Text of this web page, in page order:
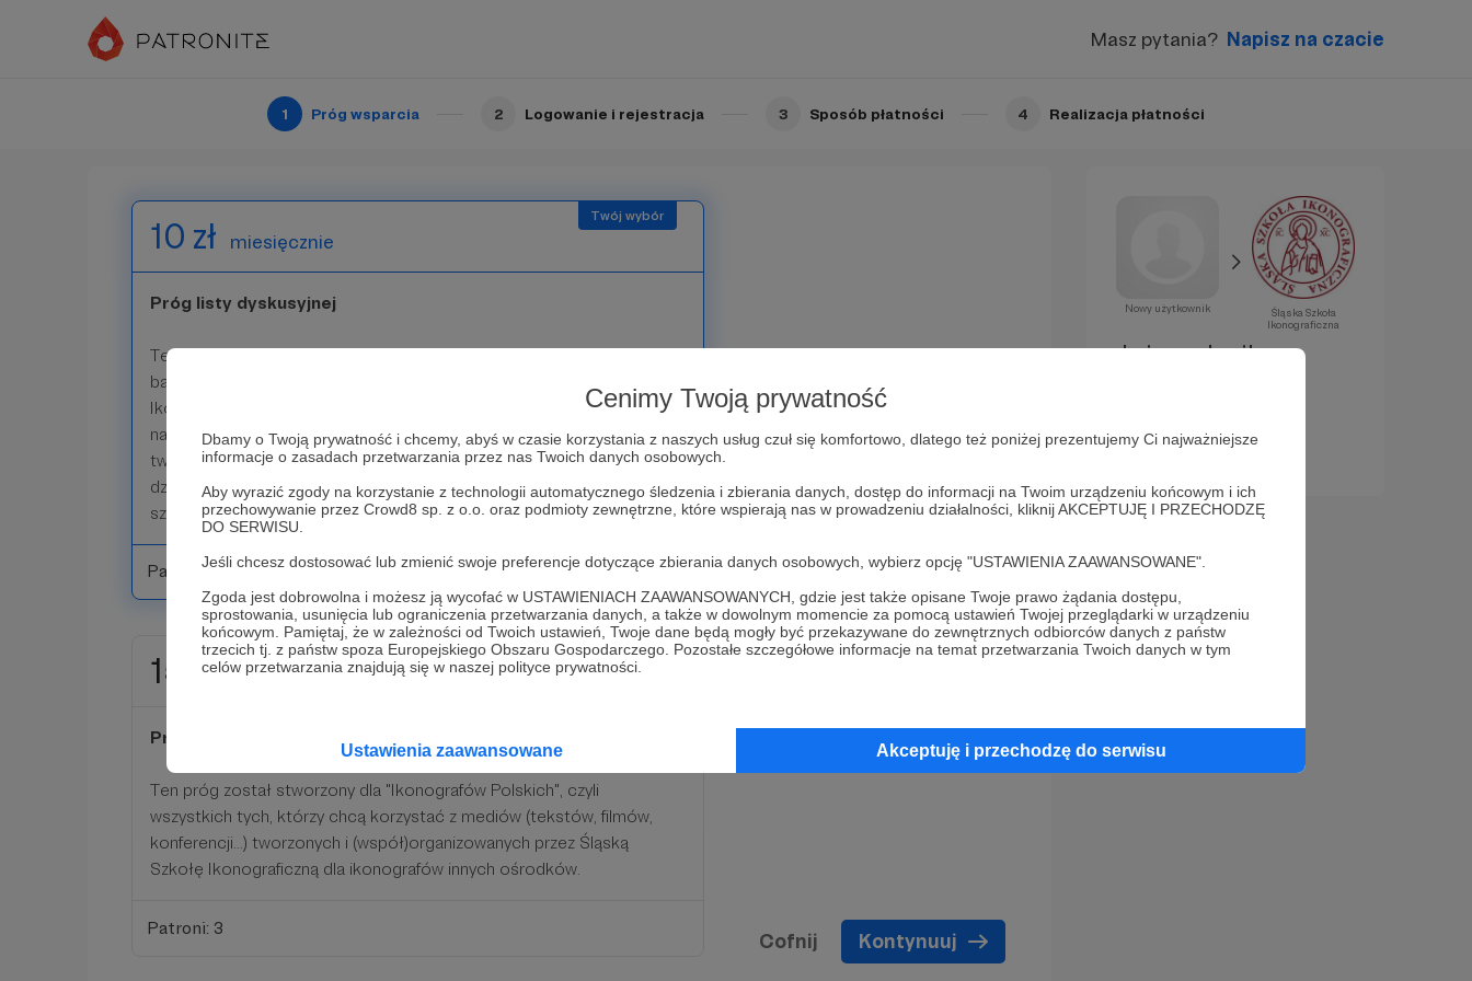
Cenimy Twoją prywatność
Dbamy o Twoją prywatność i chcemy, abyś w czasie korzystania z naszych usług czuł się komfortowo, dlatego też poniżej prezentujemy Ci najważniejsze
informacje o zasadach przetwarzania przez nas Twoich danych osobowych.
Aby wyrazić zgody na korzystanie z technologii automatycznego śledzenia i zbierania danych, dostęp do informacji na Twoim urządzeniu końcowym i ich
przechowywanie przez Crowd8 sp. z o.o. oraz podmioty zewnętrzne, które wspierają nas w prowadzeniu działalności, kliknij AKCEPTUJĘ I PRZECHODZĘ
DO SERWISU.
Jeśli chcesz dostosować lub zmienić swoje preferencje dotyczące zbierania danych osobowych, wybierz opcję "USTAWIENIA ZAAWANSOWANE".
Zgoda jest dobrowolna i możesz ją wycofać w USTAWIENIACH ZAAWANSOWANYCH, gdzie jest także opisane Twoje prawo żądania dostępu,
sprostowania, usunięcia lub ograniczenia przetwarzania danych, a także w dowolnym momencie za pomocą ustawień Twojej przeglądarki w urządzeniu
końcowym. Pamiętaj, że w zależności od Twoich ustawień, Twoje dane będą mogły być przekazywane do zewnętrznych odbiorców danych z państw
trzecich tj. z państw spoza Europejskiego Obszaru Gospodarczego. Pozostałe szczegółowe informacje na temat przetwarzania Twoich danych w tym
celów przetwarzania znajdują się w naszej polityce prywatności.
Ustawienia zaawansowane Akceptuję i przechodzę do serwisu
Masz pytania? Napisz na czacie
1 Próg wsparcia 2 Logowanie i rejestracja 3 Sposób płatności 4 Realizacja płatności
Dziękujemy Ci, że w ten sposób wyrażasz poparcie dla naszego dzieła!
10 zł miesięcznie
Próg listy dyskusyjnej
Ten próg wsparcia został dedykowany tym, którzy chcieliby się
bardziej zaangażować we współtworzenie Śląskiej Szkoły
Ikonograficznej. Napisz do nas e-maila, abyśmy mogli Cię wpisać do
naszej listy dyskusyjnej ikonografów, w której uczestniczą setki
twórców ikon z Polski i ze świata. Tam możesz zadawać wiele pytań i
dzielić się doświadczeniami swoimi doświadczeniami z ikoną, mozaiką,
sztuką sakralną.
Patroni: 0
15 zł miesięcznie
Próg ikonografowie.pl
Ten próg został stworzony dla "Ikonografów Polskich", czyli
wszystkich tych, którzy chcą korzystać z mediów (tekstów, filmów,
konferencji...) tworzonych i (współ)organizowanych przez Śląską
Szkołę Ikonograficzną dla ikonografów innych ośrodków.
Patroni: 3
Cofnij Kontynuuj
Nowy użytkownik
Śląska Szkoła
Ikonograficzna
Już za chwilę